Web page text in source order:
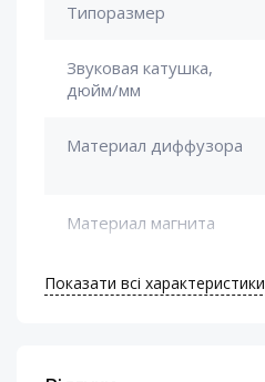
Типоразмер
Звуковая катушка,
дюйм/мм
Материал диффузора
Материал магнита
Материал подвеса
Показати всі характеристики